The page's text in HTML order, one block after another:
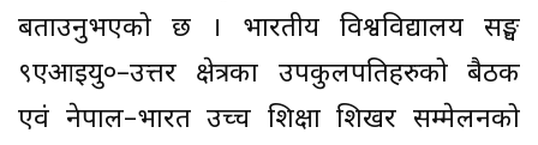
बताउनुभएको छ । भारतीय विश्वविद्यालय सङ्घ
९एआइयु०–उत्तर क्षेत्रका उपकुलपतिहरुको बैठक
एवं नेपाल–भारत उच्च शिक्षा शिखर सम्मेलनको